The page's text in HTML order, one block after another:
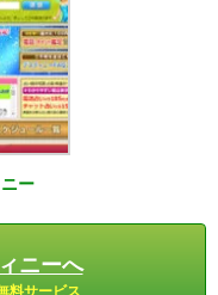
ー
ニーへ
料サービス